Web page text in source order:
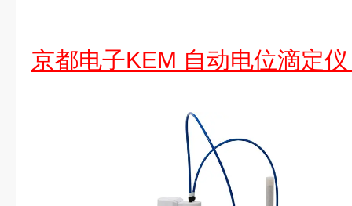
京都电子KEM 自动电位滴定